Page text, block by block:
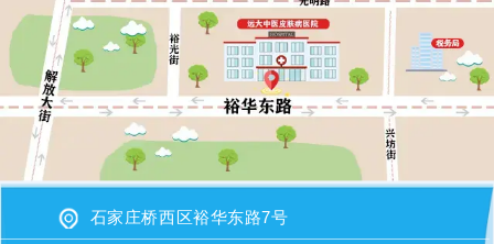
石家庄桥西区裕华东路7号